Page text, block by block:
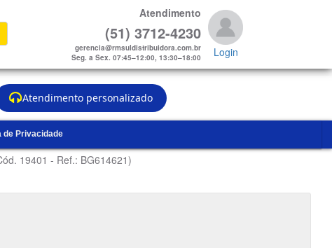
Atendimento personalizado
Atendimento
(51) 3712-4230
gerencia@rmsuldistribuidora.com.br
Seg. a Sex. 07:45–12:00, 13:30–18:00
Login
de Privacidade
19401 - Ref.: BG614621)